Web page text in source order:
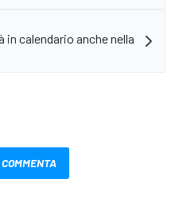
in calendario anche nella